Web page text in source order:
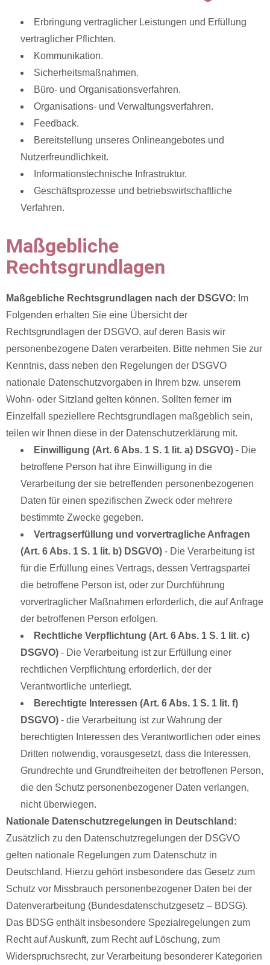
Erbringung vertraglicher Leistungen und Erfüllung
vertraglicher Pflichten.
Kommunikation.
Sicherheitsmaßnahmen.
Büro- und Organisationsverfahren.
Organisations- und Verwaltungsverfahren.
Feedback.
Bereitstellung unseres Onlineangebotes und
Nutzerfreundlichkeit.
Informationstechnische Infrastruktur.
Geschäftsprozesse und betriebswirtschaftliche
Verfahren.
Maßgebliche
Rechtsgrundlagen
Maßgebliche Rechtsgrundlagen nach der DSGVO: Im
Folgenden erhalten Sie eine Übersicht der
Rechtsgrundlagen der DSGVO, auf deren Basis wir
personenbezogene Daten verarbeiten. Bitte nehmen Sie zur
Kenntnis, dass neben den Regelungen der DSGVO
nationale Datenschutzvorgaben in Ihrem bzw. unserem
Wohn- oder Sitzland gelten können. Sollten ferner im
Einzelfall speziellere Rechtsgrundlagen maßgeblich sein,
teilen wir Ihnen diese in der Datenschutzerklärung mit.
Einwilligung (Art. 6 Abs. 1 S. 1 lit. a) DSGVO) - Die
betroffene Person hat ihre Einwilligung in die
Verarbeitung der sie betreffenden personenbezogenen
Daten für einen spezifischen Zweck oder mehrere
bestimmte Zwecke gegeben.
Vertragserfüllung und vorvertragliche Anfragen
(Art. 6 Abs. 1 S. 1 lit. b) DSGVO) - Die Verarbeitung ist
für die Erfüllung eines Vertrags, dessen Vertragspartei
die betroffene Person ist, oder zur Durchführung
vorvertraglicher Maßnahmen erforderlich, die auf Anfrage
der betroffenen Person erfolgen.
Rechtliche Verpflichtung (Art. 6 Abs. 1 S. 1 lit. c)
DSGVO) - Die Verarbeitung ist zur Erfüllung einer
rechtlichen Verpflichtung erforderlich, der der
Verantwortliche unterliegt.
Berechtigte Interessen (Art. 6 Abs. 1 S. 1 lit. f)
DSGVO) - die Verarbeitung ist zur Wahrung der
berechtigten Interessen des Verantwortlichen oder eines
Dritten notwendig, vorausgesetzt, dass die Interessen,
Grundrechte und Grundfreiheiten der betroffenen Person,
die den Schutz personenbezogener Daten verlangen,
nicht überwiegen.
Nationale Datenschutzregelungen in Deutschland:
Zusätzlich zu den Datenschutzregelungen der DSGVO
gelten nationale Regelungen zum Datenschutz in
Deutschland. Hierzu gehört insbesondere das Gesetz zum
Schutz vor Missbrauch personenbezogener Daten bei der
Datenverarbeitung (Bundesdatenschutzgesetz – BDSG).
Das BDSG enthält insbesondere Spezialregelungen zum
Recht auf Auskunft, zum Recht auf Löschung, zum
Widerspruchsrecht, zur Verarbeitung besonderer Kategorien